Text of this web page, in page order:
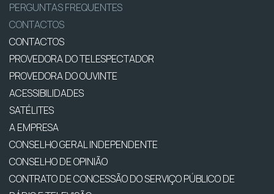
PERGUNTAS FREQUENTES
CONTACTOS
CONTACTOS
PROVEDORA DO TELESPECTADOR
PROVEDORA DO OUVINTE
ACESSIBILIDADES
SATÉLITES
A EMPRESA
CONSELHO GERAL INDEPENDENTE
CONSELHO DE OPINIÃO
CONTRATO DE CONCESSÃO DO SERVIÇO PÚBLICO DE